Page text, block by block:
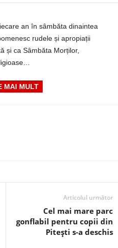
an în sâmbăta dinaintea
rudele și apropiații
și ca Sâmbăta Morților,
MAI MULT
Articolul următor
Cel mai mare parc
gonflabil pentru copii din
Pitești s-a deschis